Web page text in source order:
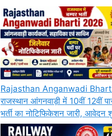
Rajasthan Anganwadi
राजस्थान आंगनवाड़ी में 10वीं 12वीं
भर्ती का नोटिफिकेशन जारी, आवेदन